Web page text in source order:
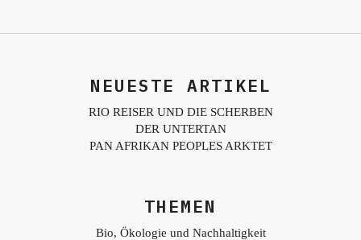
NEUESTE ARTIKEL
RIO REISER UND DIE SCHERBEN
DER UNTERTAN
PAN AFRIKAN PEOPLES ARKTET
THEMEN
Bio, Ökologie und Nachhaltigkeit